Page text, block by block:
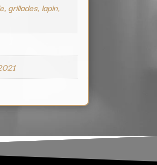
grillades, lapin,